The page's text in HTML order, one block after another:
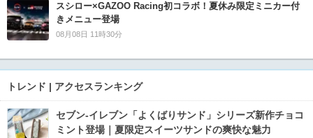
スシロー×GAZOO Racing初コラボ！夏休み限定ミニカー付
きメニュー登場
08月08日 11時30分
トレンド | アクセスランキング
セブン‐イレブン「よくばりサンド」シリーズ新作チョコ
ミント登場｜夏限定スイーツサンドの爽快な魅力